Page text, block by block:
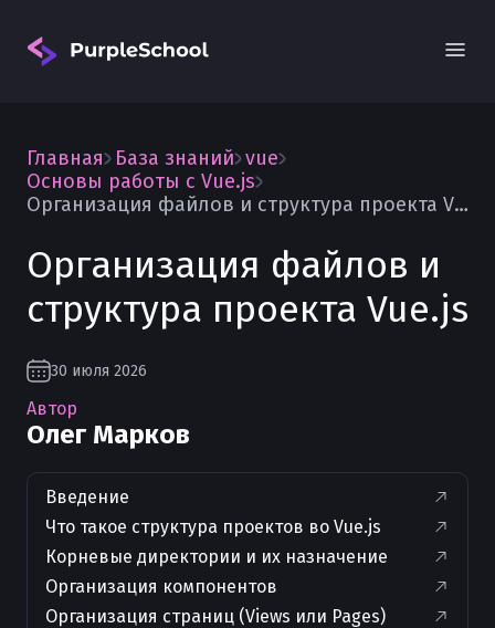
Вход
Главная База знаний vue
Основы работы с Vue.js
Организация файлов и структура проекта Vue.js
Организация файлов и
структура проекта Vue.js
30 июля 2026
Автор
Олег Марков
Введение
Что такое структура проектов во Vue.js
Корневые директории и их назначение
Организация компонентов
Организация страниц (Views или Pages)